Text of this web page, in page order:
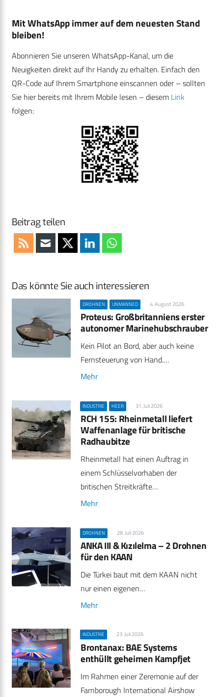
Mit WhatsApp immer auf dem neuesten Stand
bleiben!
Abonnieren Sie unseren WhatsApp-Kanal, um die
Neuigkeiten direkt auf Ihr Handy zu erhalten. Einfach den
QR-Code auf Ihrem Smartphone einscannen oder – sollten
Sie hier bereits mit Ihrem Mobile lesen – diesem Link
folgen:
Beitrag teilen
Das könnte Sie auch interessieren
DROHNEN UNMANNED 4. August 2026
Proteus: Großbritanniens erster
autonomer Marinehubschrauber
Kein Pilot an Bord, aber auch keine
Fernsteuerung von Hand.…
Mehr
INDUSTRIE HEER 31. Juli 2026
RCH 155: Rheinmetall liefert
Waffenanlage für britische
Radhaubitze
Rheinmetall hat einen Auftrag in
einem Schlüsselvorhaben der
britischen Streitkräfte…
Mehr
DROHNEN 28. Juli 2026
ANKA III & Kızılelma – 2 Drohnen
für den KAAN
Die Türkei baut mit dem KAAN nicht
nur einen eigenen…
Mehr
INDUSTRIE 23. Juli 2026
Brontanax: BAE Systems
enthüllt geheimen Kampfjet
Im Rahmen einer Zeremonie auf der
Farnborough International Airshow